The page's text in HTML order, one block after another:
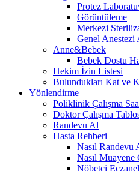
Protez
Görüntüleme
Merkezi
Genel Anestezi
Anne&Bebek
Bebek Dostu
Hekim İzin Listesi
Bulundukları Kat ve
Yönlendirme
Poliklinik Çalışma
Doktor Çalışma
Randevu Al
Hasta Rehberi
Nasıl Randevu
Nasıl Muayene
Nöbetçi